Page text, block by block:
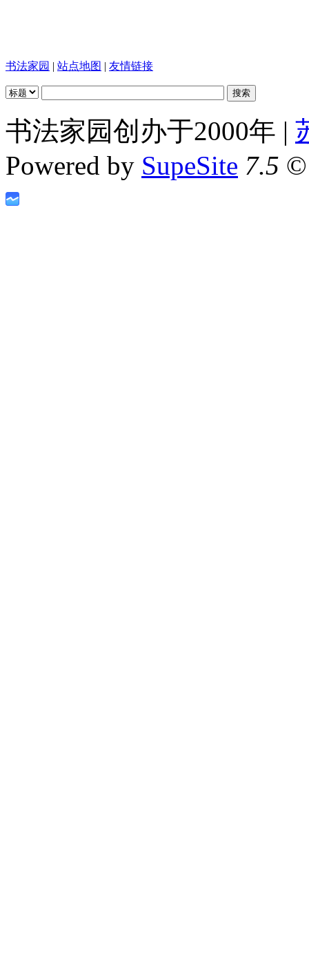
书法家园 | 站点地图 | 友情链接
书法家园创办于2000年 |
Powered by SupeSite 7.5 ©